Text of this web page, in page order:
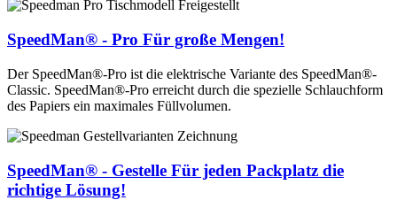
SpeedMan® - Pro Für große Mengen!
Der SpeedMan®-Pro ist die elektrische Variante des SpeedMan®-
Classic. SpeedMan®-Pro erreicht durch die spezielle Schlauchform
des Papiers ein maximales Füllvolumen.
SpeedMan® - Gestelle Für jeden Packplatz die
richtige Lösung!